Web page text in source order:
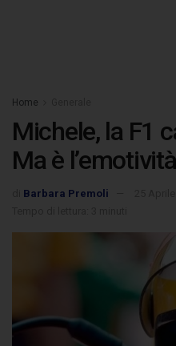
Home
Michele, la F1
Ma è
Barbara Premoli